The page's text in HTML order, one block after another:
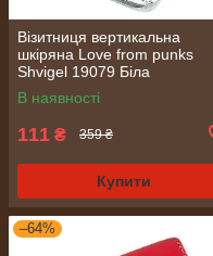
Візитниця вертикальна
шкіряна Love from punks
Shvigel 19079 Біла
В наявності
111 ₴ 359 ₴
Купити
–64%